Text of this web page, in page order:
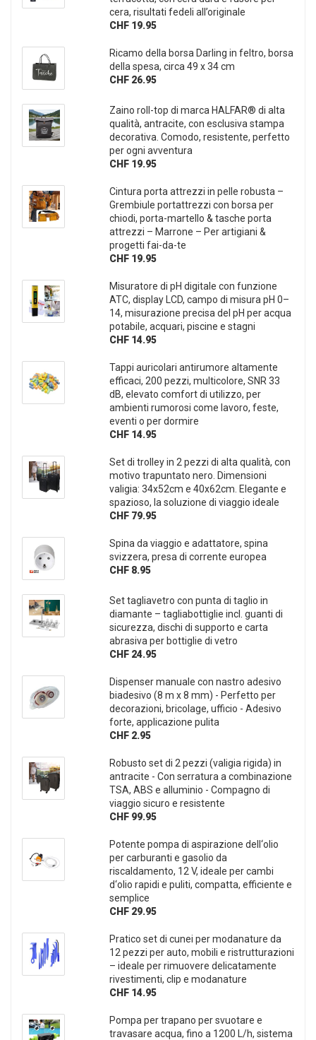
cera, risultati fedeli all’originale
CHF 19.95
Ricamo della borsa Darling in feltro, borsa
della spesa, circa 49 x 34 cm
CHF 26.95
Zaino roll-top di marca HALFAR® di alta
qualità, antracite, con esclusiva stampa
decorativa. Comodo, resistente, perfetto
per ogni avventura
CHF 19.95
Cintura porta attrezzi in pelle robusta –
Grembiule portattrezzi con borsa per
chiodi, porta-martello & tasche porta
attrezzi – Marrone – Per artigiani &
progetti fai-da-te
CHF 19.95
Misuratore di pH digitale con funzione
ATC, display LCD, campo di misura pH 0–
14, misurazione precisa del pH per acqua
potabile, acquari, piscine e stagni
CHF 14.95
Tappi auricolari antirumore altamente
efficaci, 200 pezzi, multicolore, SNR 33
dB, elevato comfort di utilizzo, per
ambienti rumorosi come lavoro, feste,
eventi o per dormire
CHF 14.95
Set di trolley in 2 pezzi di alta qualità, con
motivo trapuntato nero. Dimensioni
valigia: 34x52cm e 40x62cm. Elegante e
spazioso, la soluzione di viaggio ideale
CHF 79.95
Spina da viaggio e adattatore, spina
svizzera, presa di corrente europea
CHF 8.95
Set tagliavetro con punta di taglio in
diamante – tagliabottiglie incl. guanti di
sicurezza, dischi di supporto e carta
abrasiva per bottiglie di vetro
CHF 24.95
Dispenser manuale con nastro adesivo
biadesivo (8 m x 8 mm) - Perfetto per
decorazioni, bricolage, ufficio - Adesivo
forte, applicazione pulita
CHF 2.95
Robusto set di 2 pezzi (valigia rigida) in
antracite - Con serratura a combinazione
TSA, ABS e alluminio - Compagno di
viaggio sicuro e resistente
CHF 99.95
Potente pompa di aspirazione dell‘olio
per carburanti e gasolio da
riscaldamento, 12 V, ideale per cambi
d‘olio rapidi e puliti, compatta, efficiente e
semplice
CHF 29.95
Pratico set di cunei per modanature da
12 pezzi per auto, mobili e ristrutturazioni
– ideale per rimuovere delicatamente
rivestimenti, clip e modanature
CHF 14.95
Pompa per trapano per svuotare e
travasare acqua, fino a 1200 L/h, sistema